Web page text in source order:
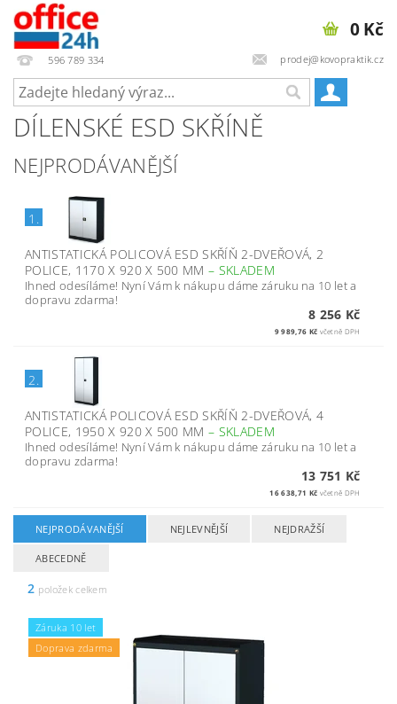
596 789 334 prodej@kovopraktik.cz
0 Kč
DÍLENSKÉ ESD SKŘÍNĚ
NEJPRODÁVANĚJŠÍ
1.
ANTISTATICKÁ POLICOVÁ ESD SKŘÍŇ 2-DVEŘOVÁ, 2
POLICE, 1170 X 920 X 500 MM– SKLADEM
Ihned odesíláme! Nyní Vám k nákupu dáme záruku na 10 let a
dopravu zdarma!
8 256 Kč
9 989,76 Kč včetně DPH
2.
ANTISTATICKÁ POLICOVÁ ESD SKŘÍŇ 2-DVEŘOVÁ, 4
POLICE, 1950 X 920 X 500 MM– SKLADEM
Ihned odesíláme! Nyní Vám k nákupu dáme záruku na 10 let a
dopravu zdarma!
13 751 Kč
16 638,71 Kč včetně DPH
NEJPRODÁVANĚJŠÍ NEJLEVNĚJŠÍ NEJDRAŽŠÍ
ABECEDNĚ
2 položek celkem
Záruka 10 let
Doprava zdarma